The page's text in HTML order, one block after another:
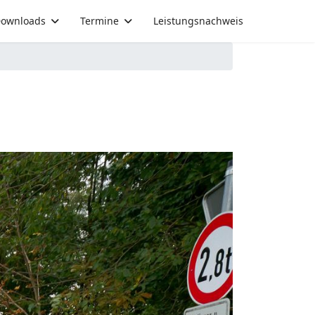
Termine Leistungsnachweis